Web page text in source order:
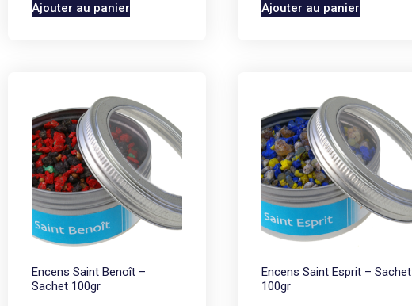
Ajouter au panier Ajouter au panier
Encens Saint Benoît –
Sachet 100gr
Encens Saint Esprit – Sachet
100gr